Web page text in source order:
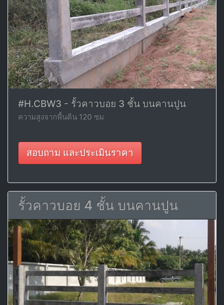
#H.CBW3 - รั้วคาวบอย 3 ชั้น บนคานปูน
ความสูงจากพื้นดิน 120 ซม
สอบถาม และประเมินราคา
รั้วคาวบอย 4 ชั้น บนคานปูน